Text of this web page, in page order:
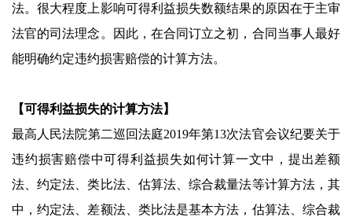
法。很大程度上影响可得利益损失数额结果的原因在于主审
法官的司法理念。因此，在合同订立之初，合同当事人最好
能明确约定违约损害赔偿的计算方法。
【可得利益损失的计算方法】
最高人民法院第二巡回法庭2019年第13次法官会议纪要关于
违约损害赔偿中可得利益损失如何计算一文中，提出差额
法、约定法、类比法、估算法、综合裁量法等计算方法，其
中，约定法、差额法、类比法是基本方法，估算法、综合裁